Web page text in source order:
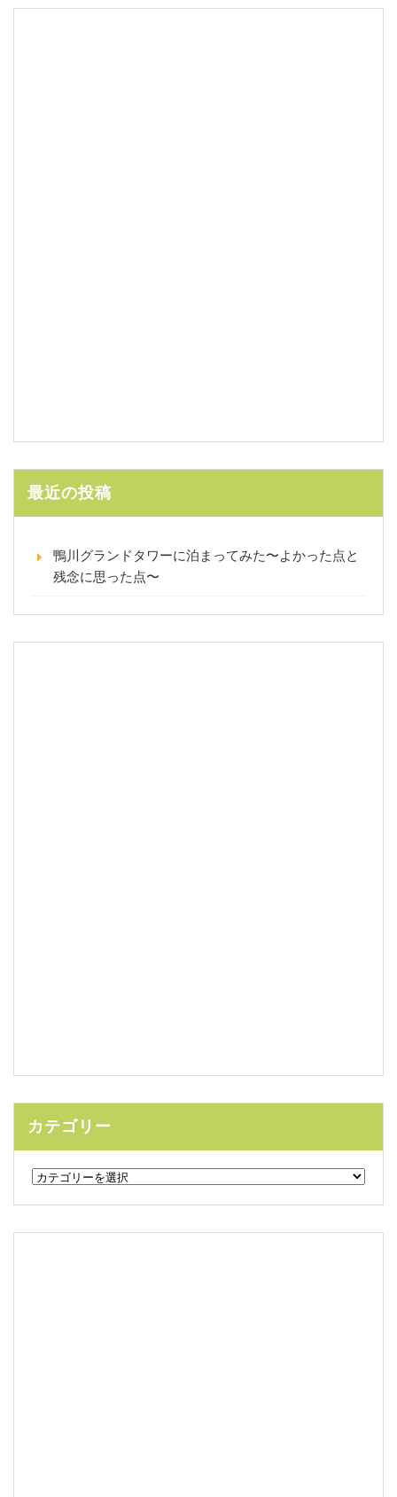
最近の投稿
鴨川グランドタワーに泊まってみた〜よかった点と
残念に思った点〜
カテゴリー
カ
リ